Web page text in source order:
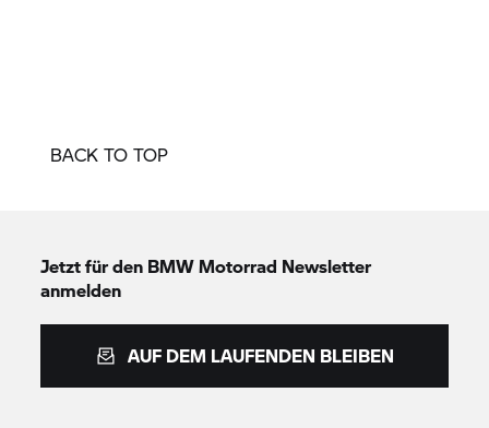
BACK TO TOP
Jetzt für den BMW Motorrad Newsletter
anmelden
AUF DEM LAUFENDEN BLEIBEN